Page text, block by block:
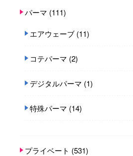
パーマ (111)
エアウェーブ (11)
コテパーマ (2)
デジタルパーマ (1)
特殊パーマ (14)
プライベート (531)